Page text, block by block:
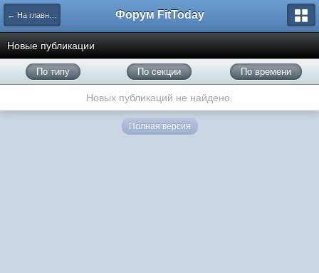
← На главную Форум FitToday
Новые публикации
По типу По секции По времени
Новых публикаций не найдено.
Полная версия